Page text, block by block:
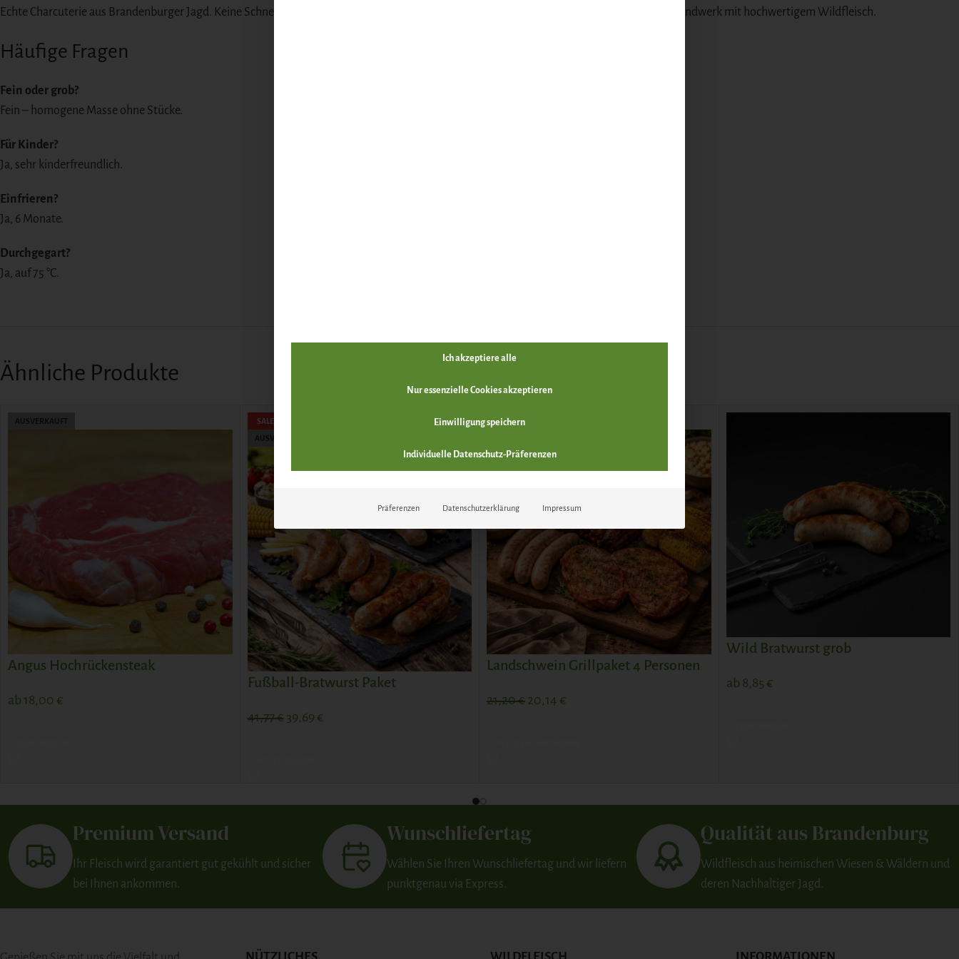
Echte Charcuterie aus Brandenburger Jagd. Keine Schnelltrocknung, keine Flüssig-Raucharomen, keine Zusätze – nur traditionelles Wursthandwerk mit hochwertigem Wildfleisch.
Häufige Fragen
Fein oder grob?
Fein – homogene Masse ohne Stücke.
Für Kinder?
Ja, sehr kinderfreundlich.
Einfrieren?
Ja, 6 Monate.
Durchgegart?
Ja, auf 75 °C.
Ähnliche Produkte
AUSVERKAUFT
Angus Hochrückensteak
ab 18,00 €
SALE
AUSVERKAUFT
Fußball-Bratwurst Paket
41,77€ 39,69 €
SALE
Landschwein Grillpaket 4 Personen
21,20€ 20,14 €
Wild Bratwurst grob
ab 8,85 €
Premium Versand
Ihr Fleisch wird garantiert gut gekühlt und sicher
bei Ihnen ankommen.
Wunschliefertag
Wählen Sie Ihren Wunschliefertag und wir liefern
punktgenau via Express.
Qualität aus Brandenburg
Wildfleisch aus heimischen Wiesen & Wäldern und
deren Nachhaltiger Jagd.
NÜTZLICHES WILDFLEISCH INFORMATIONEN
Ich akzeptiere alle
Nur essenzielle Cookies akzeptieren
Einwilligung speichern
Individuelle Datenschutz-Präferenzen
Präferenzen Datenschutzerklärung Impressum